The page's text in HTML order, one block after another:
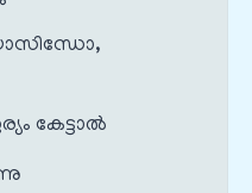
കേട്ടാല്‍